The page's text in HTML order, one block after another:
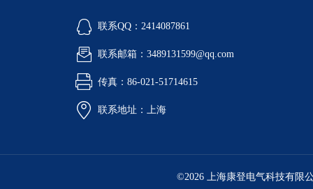
联系QQ：2414087861
联系邮箱：3489131599@qq.com
传真：86-021-51714615
联系地址：上海
©2026 上海康登电气科技有限